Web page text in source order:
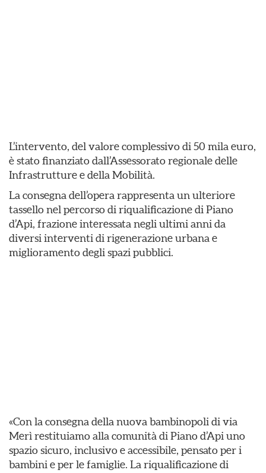
L’intervento, del valore complessivo di 50 mila euro,
è stato finanziato dall’Assessorato regionale delle
Infrastrutture e della Mobilità.
La consegna dell’opera rappresenta un ulteriore
tassello nel percorso di riqualificazione di Piano
d’Api, frazione interessata negli ultimi anni da
diversi interventi di rigenerazione urbana e
miglioramento degli spazi pubblici.
«Con la consegna della nuova bambinopoli di via
Merì restituiamo alla comunità di Piano d’Api uno
spazio sicuro, inclusivo e accessibile, pensato per i
bambini e per le famiglie. La riqualificazione di